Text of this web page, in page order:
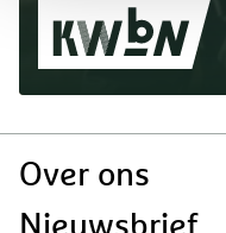
Doormat
Over ons